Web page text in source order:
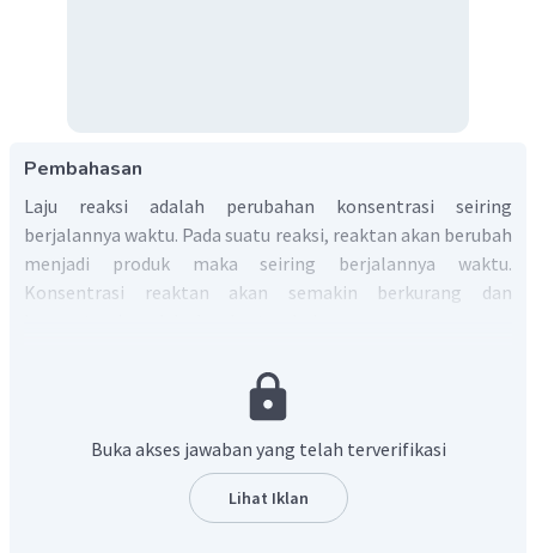
Pembahasan
Laju reaksi adalah perubahan konsentrasi seiring
berjalannya waktu. Pada suatu reaksi, reaktan akan berubah
menjadi produk maka seiring berjalannya waktu.
Konsentrasi reaktan akan semakin berkurang dan
sedangkan produk adalah
Oleh karena itu, laju reaksi dapat diungkapkan sebagai
berkurangnya konsentrasi A per satuan waktu.
Jadi, jawaban yang benar adalah A.
Buka akses jawaban yang telah terverifikasi
Lihat Iklan